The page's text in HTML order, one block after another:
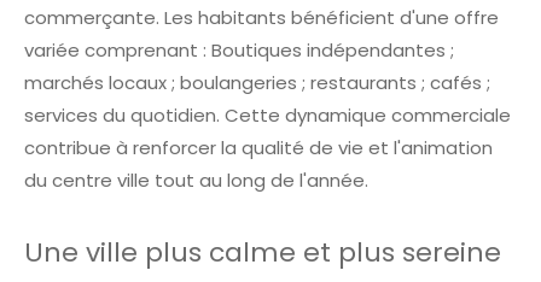
commerçante. Les habitants bénéficient d'une offre
variée comprenant : Boutiques indépendantes ;
marchés locaux ; boulangeries ; restaurants ; cafés ;
services du quotidien. Cette dynamique commerciale
contribue à renforcer la qualité de vie et l'animation
du centre ville tout au long de l'année.
Une ville plus calme et plus sereine